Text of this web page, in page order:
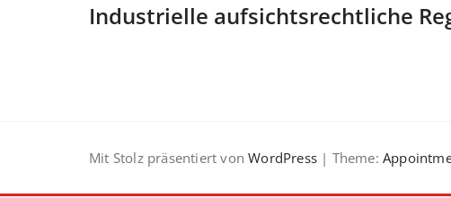
Industrielle aufsichtsrechtliche
Mit Stolz präsentiert vonWordPress | Theme: